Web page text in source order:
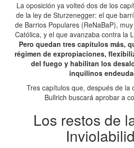
La oposición ya volteó dos de los
de la ley de Sturzenegger: el que
de Barrios Populares (ReNaBaP),
Católica, y el que avanzaba contra la
Pero quedan tres capítulos más,
régimen de expropiaciones,
del fuego y habilitan los
inquilinos
Tres capítulos que, después de la
Bullrich buscará aprobar a
Los restos de